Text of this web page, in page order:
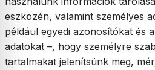
eszközén, valamint személyes
például egyedi azonosítókat és
adatokat –, hogy személyre
tartalmakat jelenítsünk meg,